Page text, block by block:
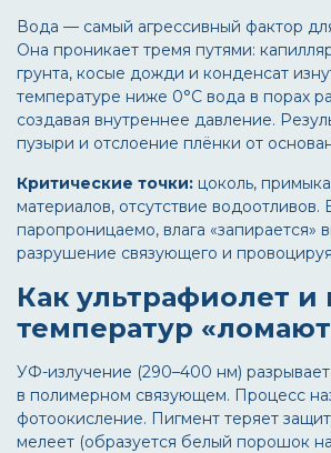
Вода — самый агрессивный фактор
Она проникает тремя путями:
грунта, косые дожди и конденсат
температуре ниже 0°C вода в порах
создавая внутреннее давление.
пузыри и отслоение плёнки от
Критические точки: цоколь,
материалов, отсутствие
паропроницаемо, влага «запирается»
разрушение связующего и
Как ультрафиолет
температур
УФ-излучение (290–400 нм)
в полимерном связующем. Процесс
фотоокисление. Пигмент теряет
мелеет (образуется белый порошок